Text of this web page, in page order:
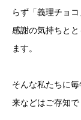
らず「義理チョ
感謝の気持ちと
ます。
そんな私たちに
来などはご存知で